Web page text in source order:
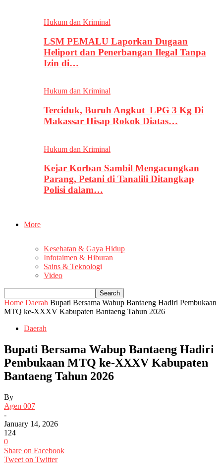
Hukum dan Kriminal
LSM PEMALU Laporkan Dugaan
Heliport dan Penerbangan Ilegal Tanpa
Izin di…
Hukum dan Kriminal
Terciduk, Buruh Angkut LPG 3 Kg Di
Makassar Hisap Rokok Diatas…
Hukum dan Kriminal
Kejar Korban Sambil Mengacungkan
Parang, Petani di Tanalili Ditangkap
Polisi dalam…
More
Kesehatan & Gaya Hidup
Infotaimen & Hiburan
Sains & Teknologi
Video
Home Daerah Bupati Bersama Wabup Bantaeng Hadiri Pembukaan
MTQ ke-XXXV Kabupaten Bantaeng Tahun 2026
Daerah
Bupati Bersama Wabup Bantaeng Hadiri
Pembukaan MTQ ke-XXXV Kabupaten
Bantaeng Tahun 2026
By
Agen 007
-
January 14, 2026
124
0
Share on Facebook
Tweet on Twitter